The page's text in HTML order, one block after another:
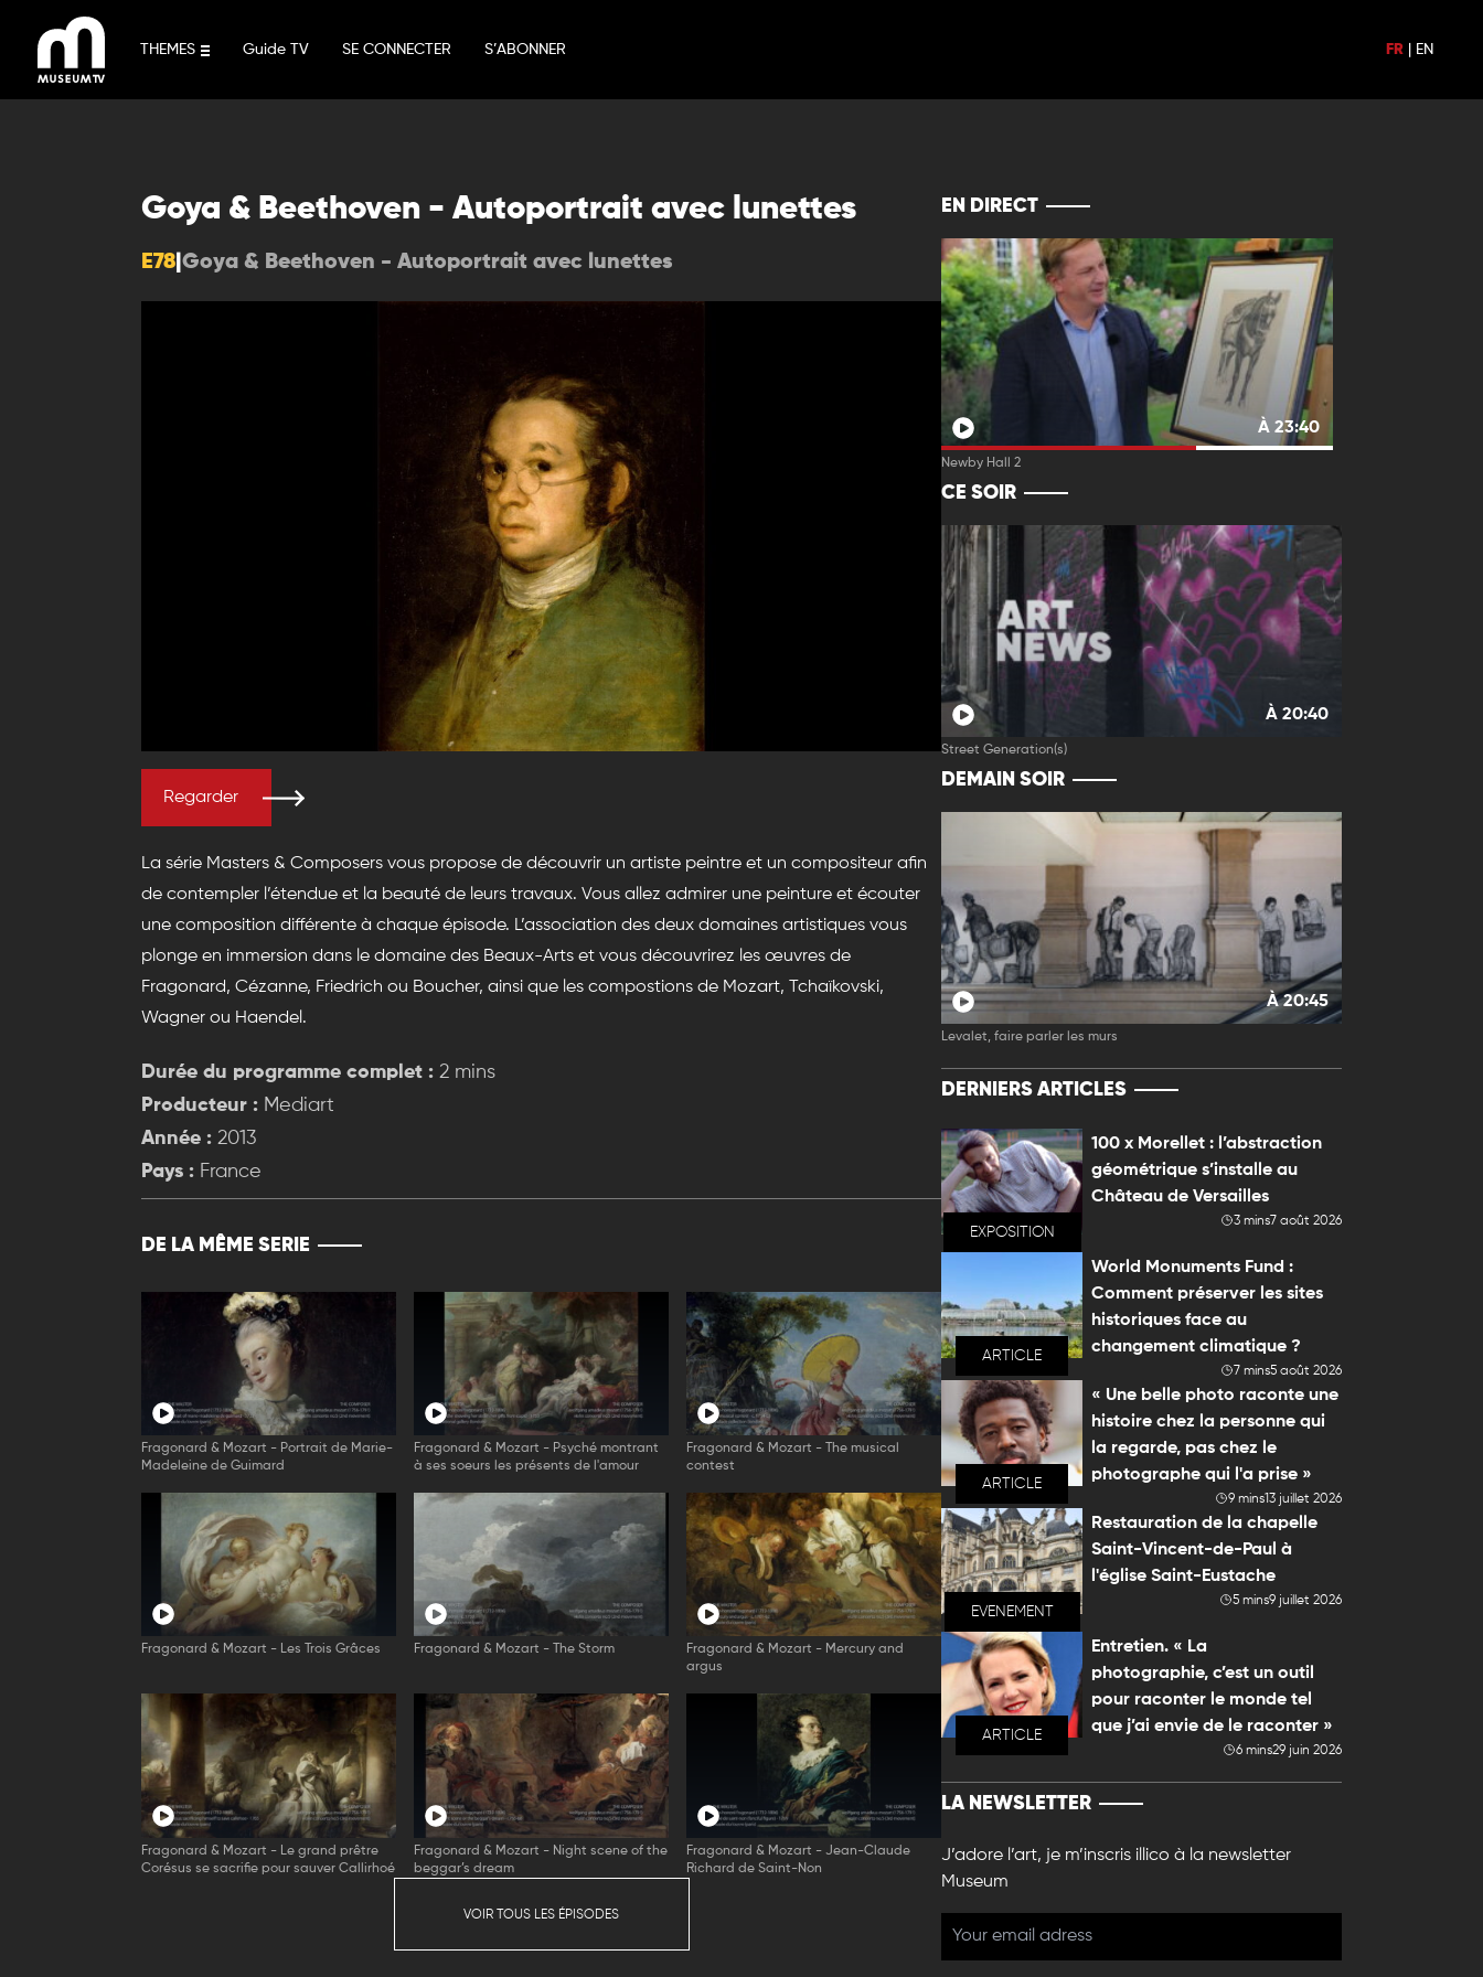
contenu
THEMES Guide TV SE CONNECTER S’ABONNER FR EN
Goya & Beethoven - Autoportrait avec lunettes
E78 Goya & Beethoven - Autoportrait avec lunettes
Regarder
La série Masters & Composers vous propose de découvrir un artiste peintre et un compositeur afin
de contempler l’étendue et la beauté de leurs travaux. Vous allez admirer une peinture et écouter
une composition différente à chaque épisode. L’association des deux domaines artistiques vous
plonge en immersion dans le domaine des Beaux-Arts et vous découvrirez les œuvres de
Fragonard, Cézanne, Friedrich ou Boucher, ainsi que les compostions de Mozart, Tchaïkovski,
Wagner ou Haendel.
Durée du programme complet : 2 mins
Producteur : Mediart
Année : 2013
Pays : France
DE LA MÊME SERIE
Fragonard & Mozart - Portrait de Marie-
Madeleine de Guimard
Fragonard & Mozart - Psyché montrant
à ses soeurs les présents de l'amour
Fragonard & Mozart - The musical
contest
Fragonard & Mozart - Les Trois Grâces Fragonard & Mozart - The Storm
Fragonard & Mozart - Mercury and
argus
Fragonard & Mozart - Le grand prêtre
Corésus se sacrifie pour sauver Callirhoé
Fragonard & Mozart - Night scene of the
beggar’s dream
Fragonard & Mozart - Jean-Claude
Richard de Saint-Non
VOIR TOUS LES ÉPISODES
EN DIRECT
À 23:40
Newby Hall 2
CE SOIR
À 20:40
Street Generation(s)
DEMAIN SOIR
À 20:45
Levalet, faire parler les murs
DERNIERS ARTICLES
EXPOSITION
100 x Morellet : l’abstraction
géométrique s’installe au
Château de Versailles
3 mins7 août 2026
ARTICLE
World Monuments Fund :
Comment préserver les sites
historiques face au
changement climatique ?
7 mins5 août 2026
ARTICLE
« Une belle photo raconte une
histoire chez la personne qui
la regarde, pas chez le
photographe qui l'a prise »
9 mins13 juillet 2026
EVENEMENT
Restauration de la chapelle
Saint-Vincent-de-Paul à
l'église Saint-Eustache
5 mins9 juillet 2026
ARTICLE
Entretien. « La
photographie, c’est un outil
pour raconter le monde tel
que j’ai envie de le raconter »
6 mins29 juin 2026
LA NEWSLETTER
J’adore l’art, je m’inscris illico à la newsletter
Museum